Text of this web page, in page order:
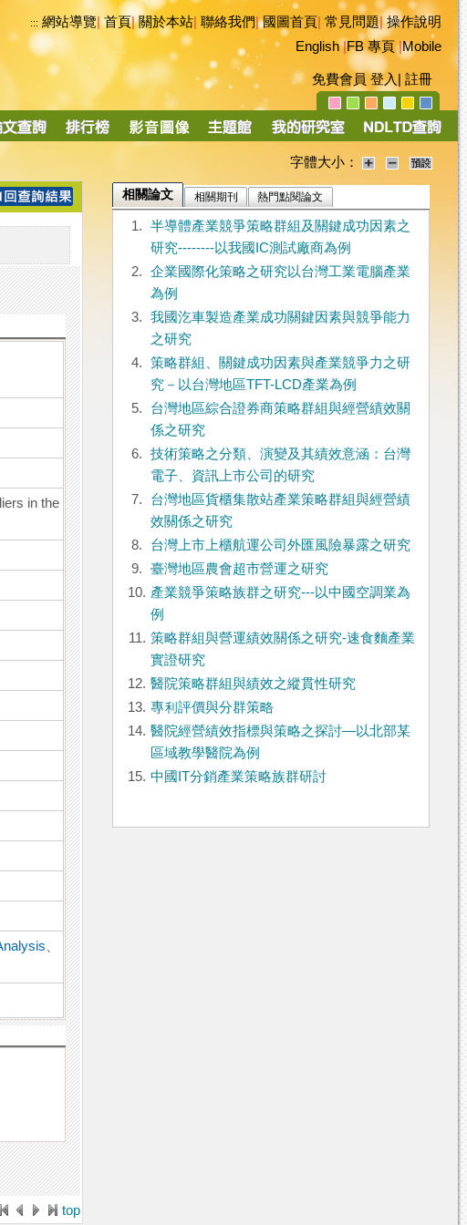
::: 網站導覽|首頁|關於本站 聯絡我們|國圖首頁 常見問題|操作說明
English|FB 專頁|Mobile
免費會員 登入 註冊
字體大小：
in the
top
相關論文 相關期刊 熱門點閱論文
1.
半導體產業競爭策略群組及關鍵成功因素之
研究--------以我國IC測試廠商為例
2.
企業國際化策略之研究以台灣工業電腦產業
為例
3.
我國汔車製造產業成功關鍵因素與競爭能力
之研究
4.
策略群組、關鍵成功因素與產業競爭力之研
究－以台灣地區TFT-LCD產業為例
5.
台灣地區綜合證券商策略群組與經營績效關
係之研究
6.
技術策略之分類、演變及其績效意涵：台灣
電子、資訊上市公司的研究
7.
台灣地區貨櫃集散站產業策略群組與經營績
效關係之研究
8.
台灣上市上櫃航運公司外匯風險暴露之研究
9.
臺灣地區農會超市營運之研究
10. 產業競爭策略族群之研究---以中國空調業為
例
11. 策略群組與營運績效關係之研究-速食麵產業
實證研究
12. 醫院策略群組與績效之縱貫性研究
13. 專利評價與分群策略
14. 醫院經營績效指標與策略之探討—以北部某
區域教學醫院為例
15. 中國IT分銷產業策略族群研討